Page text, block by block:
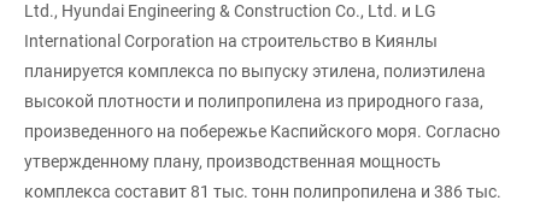
Ltd., Hyundai Engineering & Construction Co., Ltd. и LG
International Corporation на строительство в Киянлы
планируется комплекса по выпуску этилена, полиэтилена
высокой плотности и полипропилена из природного газа,
произведенного на побережье Каспийского моря. Согласно
утвержденному плану, производственная мощность
комплекса составит 81 тыс. тонн полипропилена и 386 тыс.